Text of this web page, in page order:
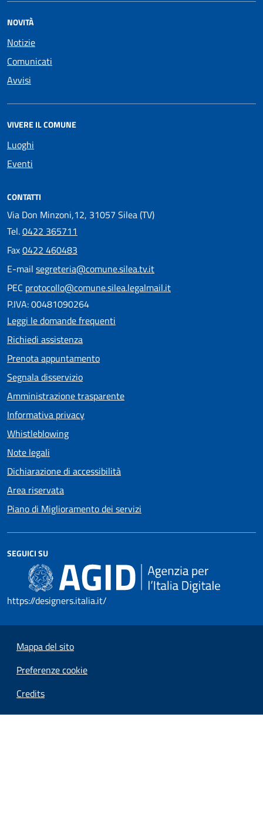
NOVITÀ
Notizie
Comunicati
Avvisi
VIVERE IL COMUNE
Luoghi
Eventi
CONTATTI
Via Don Minzoni,12, 31057 Silea (TV)
Tel.0422 365711
Fax0422 460483
E-mail segreteria@comune.silea.tv.it
PEC protocollo@comune.silea.legalmail.it
P.IVA: 00481090264
Leggi le domande frequenti
Richiedi assistenza
Prenota appuntamento
Segnala disservizio
Amministrazione trasparente
Informativa privacy
Whistleblowing
Note legali
Dichiarazione di accessibilità
Area riservata
Piano di Miglioramento dei servizi
SEGUICI SU
https://designers.italia.it/
Mappa del sito
Preferenze cookie
Credits